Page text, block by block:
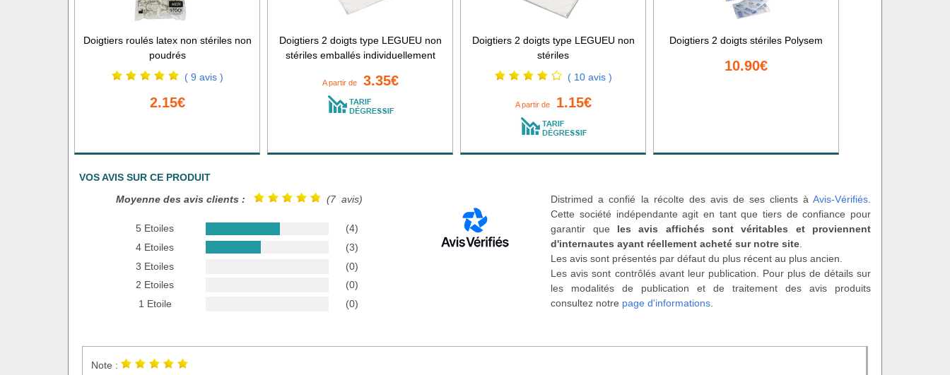
Doigtiers roulés latex non stériles non
poudrés
( 9 avis )
2.15€
Doigtiers 2 doigts type LEGUEU non
stériles emballés individuellement
A partir de 3.35€
Doigtiers 2 doigts type LEGUEU non
stériles
( 10 avis )
A partir de 1.15€
Doigtiers 2 doigts stériles Polysem
10.90€
VOS AVIS SUR CE PRODUIT
Moyenne des avis clients :
(7 avis)
5 Etoiles
(4)
4 Etoiles
(3)
3 Etoiles
(0)
2 Etoiles
(0)
1 Etoile
(0)
Distrimed a confié la récolte des avis de ses clients à Avis-Vérifiés.
Cette société indépendante agit en tant que tiers de confiance pour
garantir que les avis affichés sont véritables et proviennent
d'internautes ayant réellement acheté sur notre site
Les avis sont présentés par défaut du plus récent au plus ancien.
Les avis sont contrôlés avant leur publication. Pour plus de détails sur
les modalités de publication et de traitement des avis produits
consultez notre page d'informations
Note :